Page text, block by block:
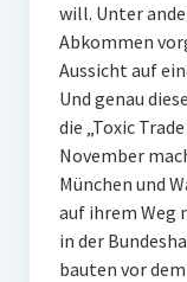
will. Unter
Abkommen
Aussicht auf
Und genau
die „Toxic
November
München und
auf ihrem Weg
in der
bauten vor